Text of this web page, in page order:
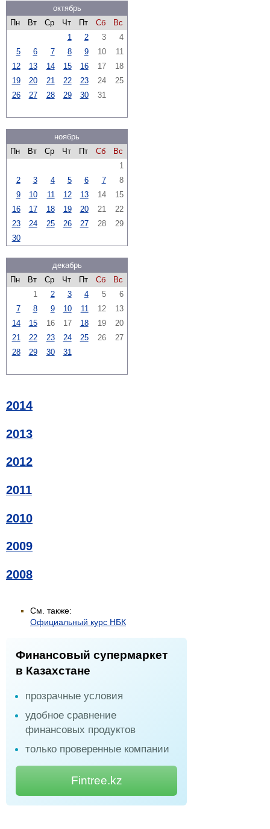
октябрь
Пн
Вт Ср Чт Пт Сб
Вс
1
2 3
4
5
6 7 8 9 10
11
12
13 14 15 16 17
18
19
20 21 22 23 24
25
26
27 28 29 30 31
ноябрь
Пн
Вт Ср Чт Пт Сб
Вс
1
2
3 4 5 6 7
8
9
10 11 12 13 14
15
16
17 18 19 20 21
22
23
24 25 26 27 28
29
30
декабрь
Пн
Вт Ср Чт Пт Сб
Вс
1
2 3 4 5
6
7
8 9 10 11 12
13
14
15 16 17 18 19
20
21
22 23 24 25 26
27
28
29 30 31
2014
2013
2012
2011
2010
2009
2008
См. также:
Официальный курс НБК
Финансовый супермаркет
в Казахстане
прозрачные условия
удобное сравнение
финансовых продуктов
только проверенные компании
Fintree.kz